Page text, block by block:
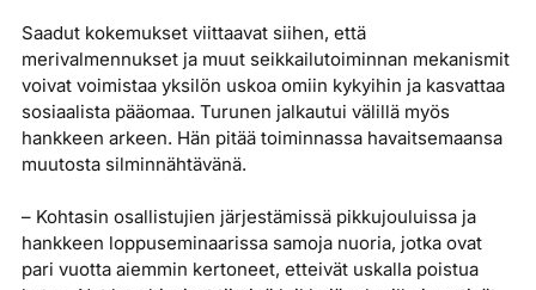
Saadut kokemukset viittaavat siihen, että
merivalmennukset ja muut seikkailutoiminnan mekanismit
voivat voimistaa yksilön uskoa omiin kykyihin ja kasvattaa
sosiaalista pääomaa. Turunen jalkautui välillä myös
hankkeen arkeen. Hän pitää toiminnassa havaitsemaansa
muutosta silminnähtävänä.
– Kohtasin osallistujien järjestämissä pikkujouluissa ja
hankkeen loppuseminaarissa samoja nuoria, jotka ovat
pari vuotta aiemmin kertoneet, etteivät uskalla poistua